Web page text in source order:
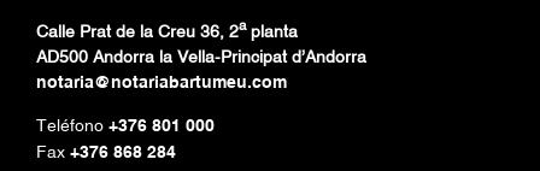
Calle Prat de la Creu 36, 2aplanta
AD500 Andorra la Vella-Principat d’Andorra
notaria@notariabartumeu.com
Teléfono +376 801 000
Fax +376 868 284